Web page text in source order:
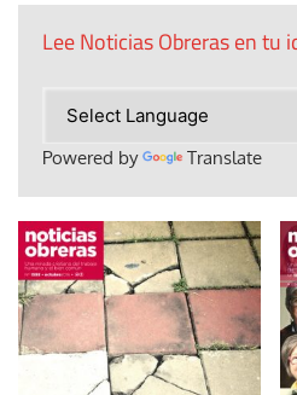
Lee Noticias Obreras en tu
Powered by Translate